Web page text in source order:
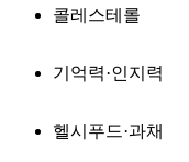
콜레스테롤
기억력·인지력
헬시푸드·과채